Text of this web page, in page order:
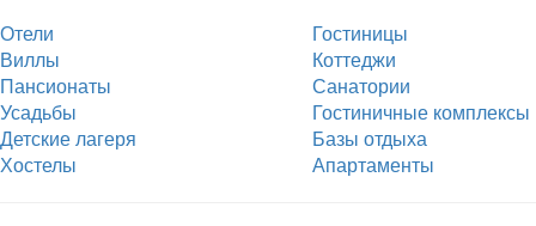
Отели
Гостиницы
Виллы
Коттеджи
Пансионаты
Санатории
Усадьбы
Гостиничные комплексы
Детские лагеря
Базы отдыха
Хостелы
Апартаменты